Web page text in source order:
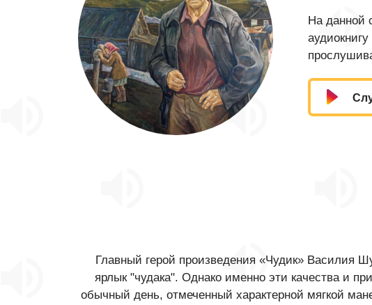
На данной
Главный герой произведения «‎Чудик» Василия
ярлык "чудака". Однако именно эти качества и
обычный день, отмеченный характерной мягкой